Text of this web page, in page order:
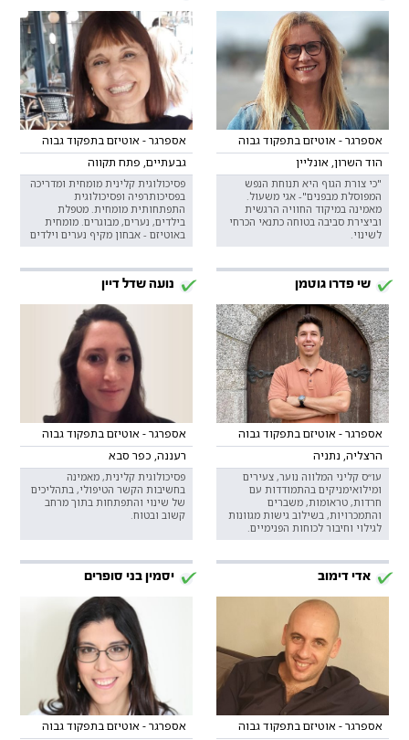
אספרגר - אוטיזם בתפקוד גבוה
הוד השרון, אונליין
"כי צורת הגוף היא תנוחת הנפש
המפוסלת מבפנים"- אגי משעול.
מאמינה במיקוד החוויה הרגשית
וביצירת סביבה בטוחה כתנאי הכרחי
לשינוי.
אספרגר - אוטיזם בתפקוד גבוה
גבעתיים, פתח תקווה
פסיכולוגית קלינית מומחית ומדריכה
בפסיכותרפיה ופסיכולוגית
התפתחותית מומחית. מטפלת
בילדים, נערים, מבוגרים. מומחית
באוטיזם - אבחון מקיף נערים וילדים
שי פדרו גוטמן
אספרגר - אוטיזם בתפקוד גבוה
הרצליה, נתניה
עו״ס קליני המלווה נוער, צעירים
ומילואימניקים בהתמודדות עם
חרדות, טראומות, משברים
והתמכרויות, בשילוב גישות מגוונות
לגילוי וחיבור לכוחות הפנימיים.
נועה שדל דיין
אספרגר - אוטיזם בתפקוד גבוה
רעננה, כפר סבא
פסיכולוגית קלינית, מאמינה
בחשיבות הקשר הטיפולי, בתהליכים
של שינוי והתפתחות בתוך מרחב
קשוב ובטוח.
אדי דימוב
אספרגר - אוטיזם בתפקוד גבוה
יסמין בני סופרים
אספרגר - אוטיזם בתפקוד גבוה